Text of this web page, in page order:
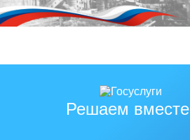
Решаем вместе